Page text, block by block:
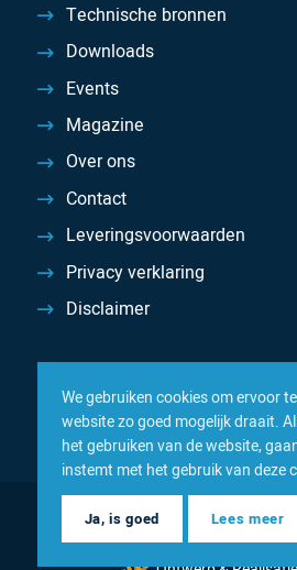
Technische bronnen
Downloads
Events
Magazine
Over ons
Contact
Leveringsvoorwaarden
Privacy verklaring
Disclaimer
© 2026 Inacom — Sterk in
componenten
We gebruiken cookies om ervoor
website zo goed mogelijk draait.
het gebruiken van de website,
instemt met het gebruik van deze
Ja, is goed Lees meer